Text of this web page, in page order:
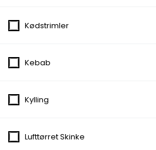
Tomatsauce, Ost, Kødsauce, Løg
Tomatsauce, Ost, Skinke, Bacon,
Cocktailpølser
Kødstrimler
Kebab
Kylling
Lufttørret Skinke